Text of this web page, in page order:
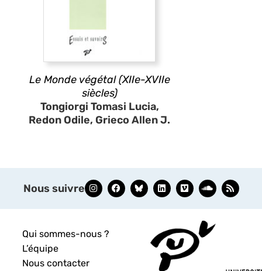
Le Monde végétal (XIIe-XVIIe
siècles)
Tongiorgi Tomasi Lucia,
Redon Odile, Grieco Allen J.
Nous suivre
Qui sommes-nous ?
L’équipe
Nous contacter